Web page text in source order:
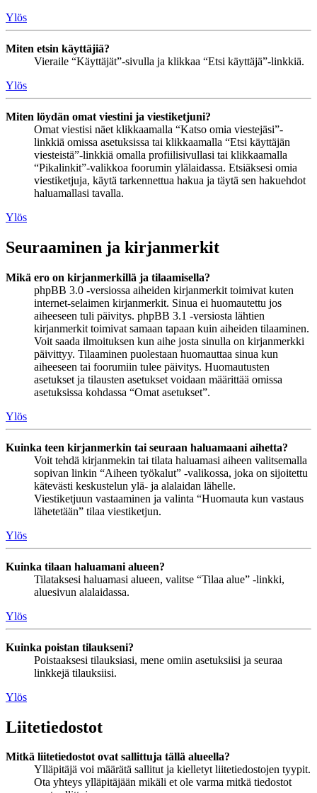
Ylös
Miten etsin käyttäjiä?
Vieraile “Käyttäjät”-sivulla ja klikkaa “Etsi käyttäjä”-linkkiä.
Ylös
Miten löydän omat viestini ja viestiketjuni?
Omat viestisi näet klikkaamalla “Katso omia viestejäsi”-
linkkiä omissa asetuksissa tai klikkaamalla “Etsi käyttäjän
viesteistä”-linkkiä omalla profiilisivullasi tai klikkaamalla
“Pikalinkit”-valikkoa foorumin ylälaidassa. Etsiäksesi omia
viestiketjuja, käytä tarkennettua hakua ja täytä sen hakuehdot
haluamallasi tavalla.
Ylös
Seuraaminen ja kirjanmerkit
Mikä ero on kirjanmerkillä ja tilaamisella?
phpBB 3.0 -versiossa aiheiden kirjanmerkit toimivat kuten
internet-selaimen kirjanmerkit. Sinua ei huomautettu jos
aiheeseen tuli päivitys. phpBB 3.1 -versiosta lähtien
kirjanmerkit toimivat samaan tapaan kuin aiheiden tilaaminen.
Voit saada ilmoituksen kun aihe josta sinulla on kirjanmerkki
päivittyy. Tilaaminen puolestaan huomauttaa sinua kun
aiheeseen tai foorumiin tulee päivitys. Huomautusten
asetukset ja tilausten asetukset voidaan määrittää omissa
asetuksissa kohdassa “Omat asetukset”.
Ylös
Kuinka teen kirjanmerkin tai seuraan haluamaani aihetta?
Voit tehdä kirjanmekin tai tilata haluamasi aiheen valitsemalla
sopivan linkin “Aiheen työkalut” -valikossa, joka on sijoitettu
kätevästi keskustelun ylä- ja alalaidan lähelle.
Viestiketjuun vastaaminen ja valinta “Huomauta kun vastaus
lähetetään” tilaa viestiketjun.
Ylös
Kuinka tilaan haluamani alueen?
Tilataksesi haluamasi alueen, valitse “Tilaa alue” -linkki,
aluesivun alalaidassa.
Ylös
Kuinka poistan tilaukseni?
Poistaaksesi tilauksiasi, mene omiin asetuksiisi ja seuraa
linkkejä tilauksiisi.
Ylös
Liitetiedostot
Mitkä liitetiedostot ovat sallittuja tällä alueella?
Ylläpitäjä voi määrätä sallitut ja kielletyt liitetiedostojen tyypit.
Ota yhteys ylläpitäjään mikäli et ole varma mitkä tiedostot